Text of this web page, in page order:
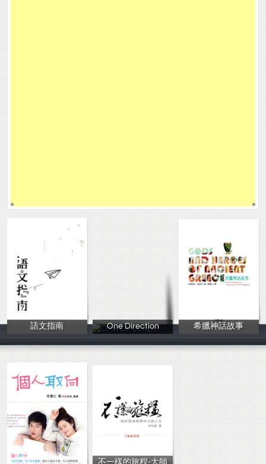
語文指南
王輔晨
One Direction
Kent Lin
希臘神話故事
古斯塔夫．史瓦
不一樣的旅程-大師